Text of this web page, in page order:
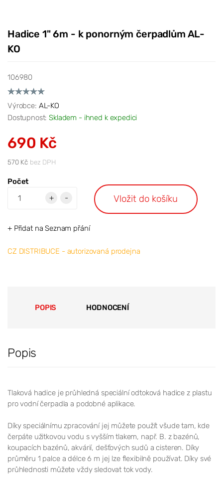
Hadice 1" 6m - k ponorným čerpadlům AL-
KO
106980
Výrobce: AL-KO
Dostupnost:Skladem - ihned k expedici
690 Kč
570 Kč bez DPH
Počet
+
- Vložit do košíku
+ Přidat na Seznam přání
CZ DISTRIBUCE - autorizovaná prodejna
POPIS HODNOCENÍ
Popis
Tlaková hadice je průhledná speciální odtoková hadice z plastu
pro vodní čerpadla a podobné aplikace.
Díky speciálnímu zpracování jej můžete použít všude tam, kde
čerpáte užitkovou vodu s vyšším tlakem, např. B. z bazénů,
koupacích bazénů, akvárií, dešťových sudů a cisteren. Díky
průměru 1 palce a délce 6 m jej lze flexibilně používat. Díky své
průhlednosti můžete vždy sledovat tok vody.